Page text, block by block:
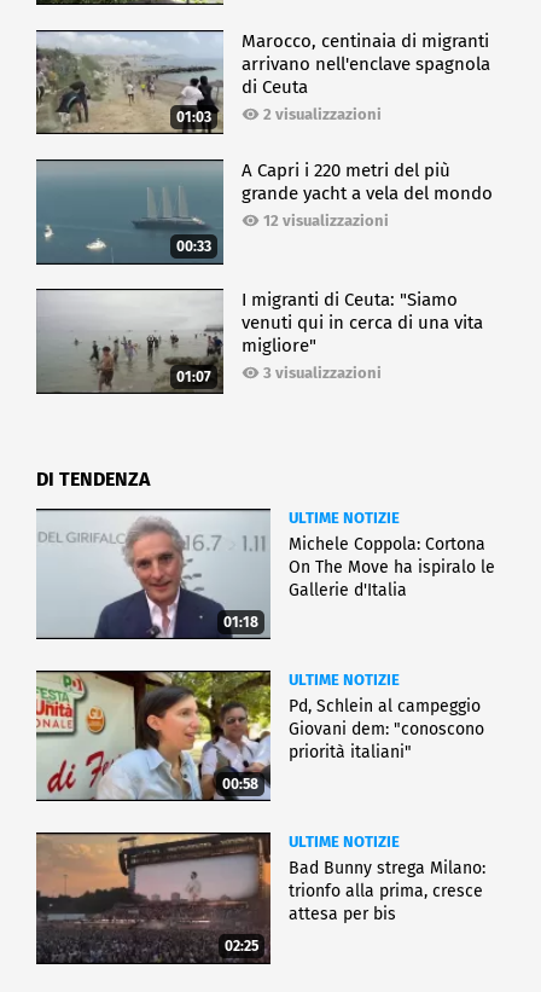
01:03
Marocco, centinaia di migranti
arrivano nell'enclave spagnola
di Ceuta
2 visualizzazioni
00:33
A Capri i 220 metri del più
grande yacht a vela del mondo
12 visualizzazioni
01:07
I migranti di Ceuta: "Siamo
venuti qui in cerca di una vita
migliore"
3 visualizzazioni
DI TENDENZA
01:18
ULTIME NOTIZIE
Michele Coppola: Cortona
On The Move ha ispiralo le
Gallerie d'Italia
00:58
ULTIME NOTIZIE
Pd, Schlein al campeggio
Giovani dem: "conoscono
priorità italiani"
02:25
ULTIME NOTIZIE
Bad Bunny strega Milano:
trionfo alla prima, cresce
attesa per bis